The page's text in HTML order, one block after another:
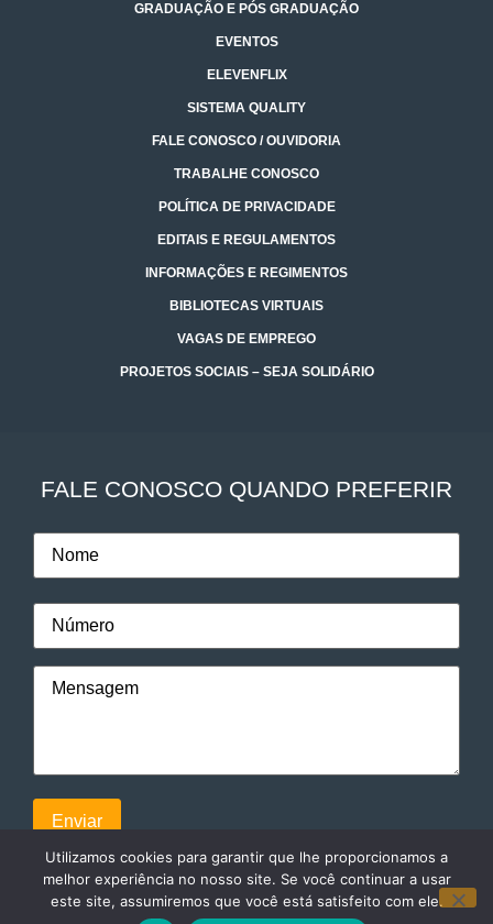
GRADUAÇÃO E PÓS GRADUAÇÃO
EVENTOS
ELEVENFLIX
SISTEMA QUALITY
FALE CONOSCO / OUVIDORIA
TRABALHE CONOSCO
POLÍTICA DE PRIVACIDADE
EDITAIS E REGULAMENTOS
INFORMAÇÕES E REGIMENTOS
BIBLIOTECAS VIRTUAIS
VAGAS DE EMPREGO
PROJETOS SOCIAIS – SEJA SOLIDÁRIO
FALE CONOSCO QUANDO PREFERIR
Utilizamos cookies para garantir que lhe proporcionamos a
melhor experiência no nosso site. Se você continuar a usar
este site, assumiremos que você está satisfeito com ele.